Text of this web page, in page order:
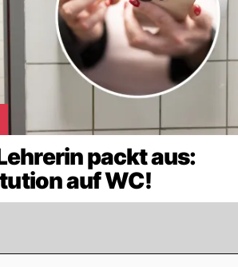
packt aus:
auf WC!